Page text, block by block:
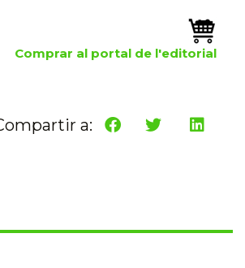
Comprar al portal de l'editorial
a: